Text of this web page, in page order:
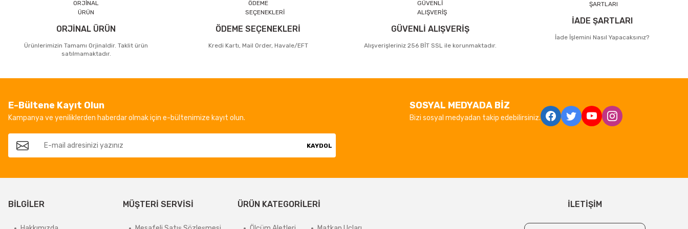
ORJİNAL ÜRÜN
Ürünlerimizin Tamamı Orjinaldir. Taklit ürün
satılmamaktadır.
ÖDEME SEÇENEKLERİ
Kredi Kartı, Mail Order, Havale/EFT
GÜVENLİ ALIŞVERİŞ
Alışverişleriniz 256 BİT SSL ile korunmaktadır.
İADE ŞARTLARI
İade İşlemini Nasıl Yapacaksınız?
E-Bültene Kayıt Olun
Kampanya ve yeniliklerden haberdar olmak için e-bültenimize kayıt olun.
KAYDOL
SOSYAL MEDYADA BİZ
Bizi sosyal medyadan takip edebilirsiniz.
BİLGİLER MÜŞTERİ SERVİSİ ÜRÜN KATEGORİLERİ İLETİŞİM